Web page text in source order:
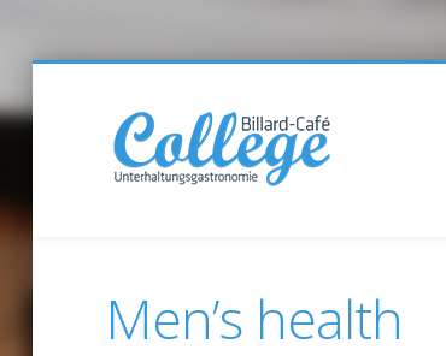
Men’s health